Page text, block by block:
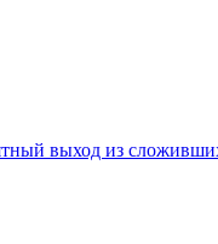
выход из